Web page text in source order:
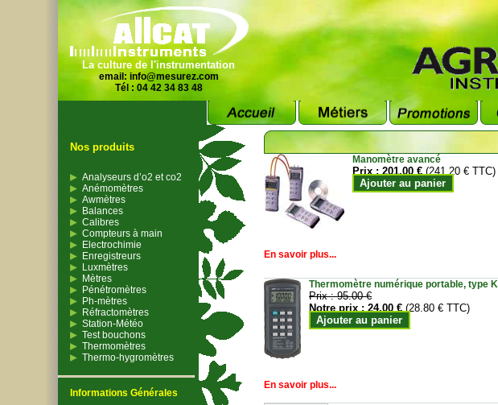
La culture de l'instrumentation
email: info@mesurez.com
Tél : 04 42 34 83 48
Nos produits
Analyseurs d’o2 et co2
Anémomètres
Awmètres
Balances
Calibres
Compteurs à main
Electrochimie
Enregistreurs
Luxmètres
Mètres
Pénétromètres
Ph-mètres
Réfractomètres
Station-Météo
Test bouchons
Thermomètres
Thermo-hygromètres
Informations Générales
Manomètre avancé
Prix :201.00 € (241.20 € TTC)
Ajouter au panier
En savoir plus...
Thermomètre numérique portable, type
Prix :95.00 €
Notre prix :24.00 € (28.80 € TTC)
Ajouter au panier
En savoir plus...